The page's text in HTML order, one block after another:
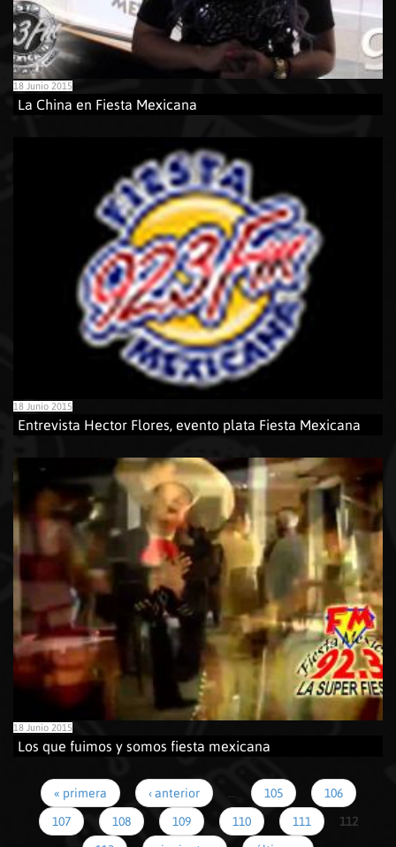
18 Junio 2015
La China en Fiesta Mexicana
18 Junio 2015
Entrevista Hector Flores, evento plata Fiesta Mexicana
18 Junio 2015
Los que fuimos y somos fiesta mexicana
« primera ‹ anterior 105
106
107
108 109 110 111
112